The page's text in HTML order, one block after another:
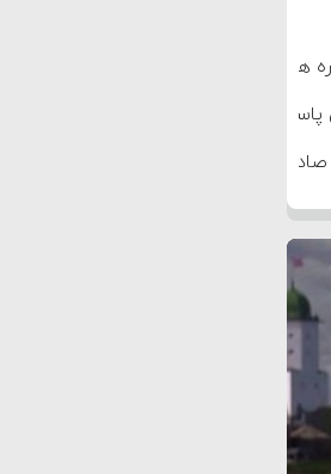
با آمریکا
به دیوانگی آمریکا داریم
کرد
گرفته و متوقف شدند
کامل حماس شد
کمک به آمریکا در حملات به
پاسخ سختی خواهند گرفت
کرد